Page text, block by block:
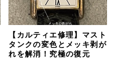
【カルティエ修理】マスト
タンクの変色とメッキ剥が
れを解消！究極の復元